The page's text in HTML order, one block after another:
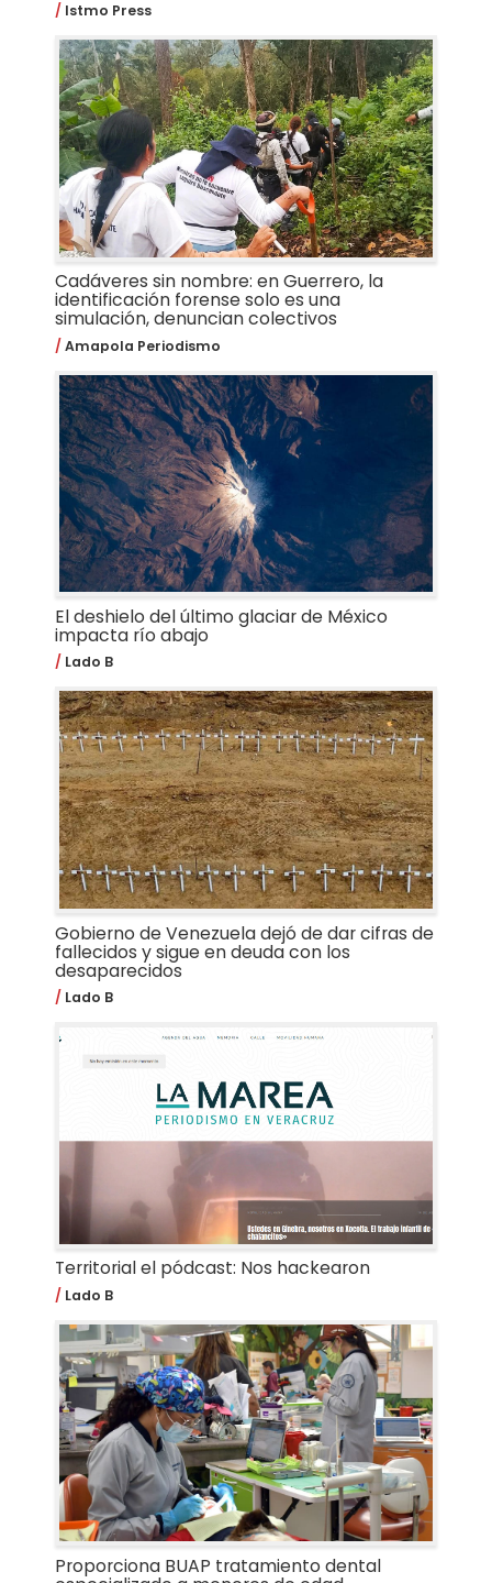
Istmo Press
Cadáveres sin nombre: en Guerrero, la
identificación forense solo es una
simulación, denuncian colectivos
Amapola Periodismo
El deshielo del último glaciar de México
impacta río abajo
Lado B
Gobierno de Venezuela dejó de dar cifras de
fallecidos y sigue en deuda con los
desaparecidos
Lado B
Territorial el pódcast: Nos hackearon
Lado B
Proporciona BUAP tratamiento dental